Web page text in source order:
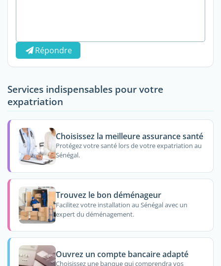
Répondre
Services indispensables pour votre
expatriation
Choisissez la meilleure assurance santé
Protégez votre santé lors de votre expatriation au
Sénégal.
Trouvez le bon déménageur
Facilitez votre installation au Sénégal avec un
expert du déménagement.
Ouvrez un compte bancaire adapté
Choisissez une banque qui comprendra vos